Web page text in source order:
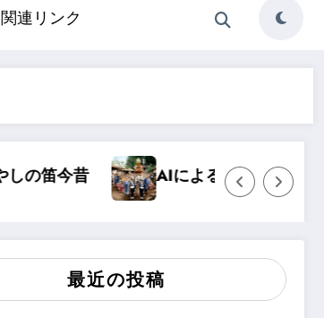
関連リンク
AIによるモノクロ写真カラー化
最近の投稿